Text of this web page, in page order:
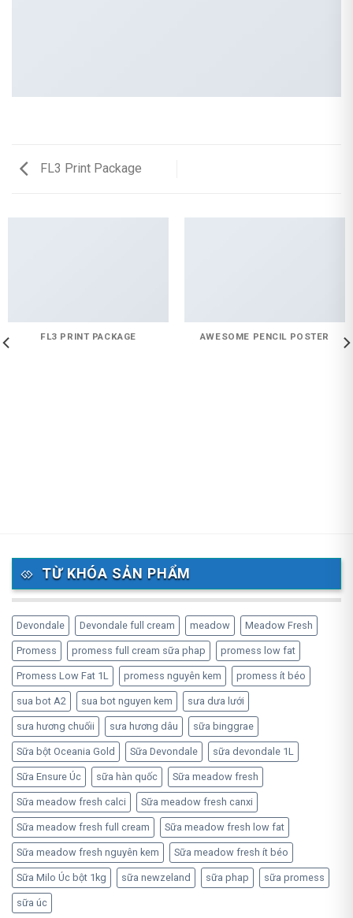
FL3 Print Package
FL3 PRINT PACKAGE AWESOME PENCIL POSTER
TỪ KHÓA SẢN PHẨM
Devondale Devondale full cream meadow Meadow Fresh
Promess promess full cream sữa phap promess low fat
Promess Low Fat 1L promess nguyên kem promess ít béo
sua bot A2 sua bot nguyen kem sưa dưa lưới
sưa hương chuốii sưa hương dâu sữa binggrae
Sữa bột Oceania Gold Sữa Devondale sữa devondale 1L
Sữa Ensure Úc sữa hàn quốc Sữa meadow fresh
Sữa meadow fresh calci Sữa meadow fresh canxi
Sữa meadow fresh full cream Sữa meadow fresh low fat
Sữa meadow fresh nguyên kem Sữa meadow fresh ít béo
Sữa Milo Úc bột 1kg sữa newzeland sữa phap sữa promess
sữa úc